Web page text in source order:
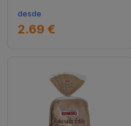
desde
2.69 €